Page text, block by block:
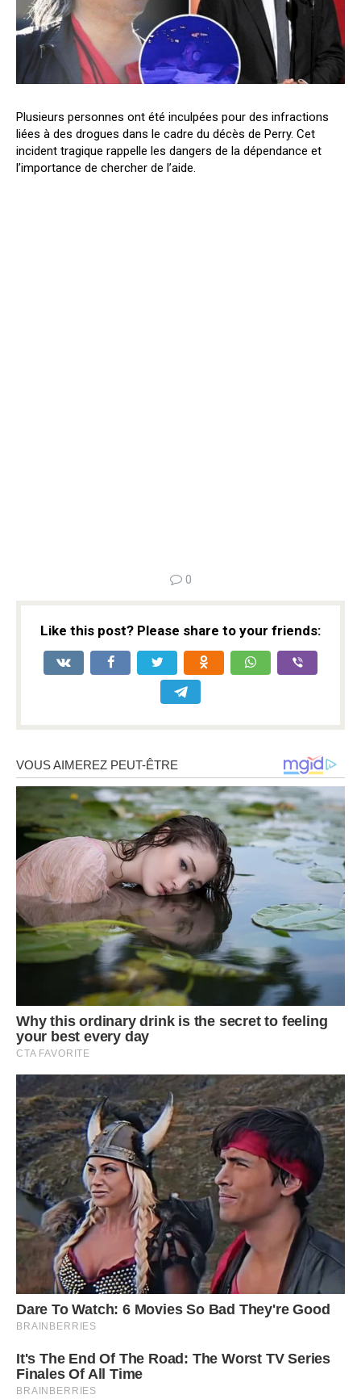
Plusieurs personnes ont été inculpées pour des infractions
liées à des drogues dans le cadre du décès de Perry. Cet
incident tragique rappelle les dangers de la dépendance et
l’importance de chercher de l’aide.
0
Like this post? Please share to your friends: